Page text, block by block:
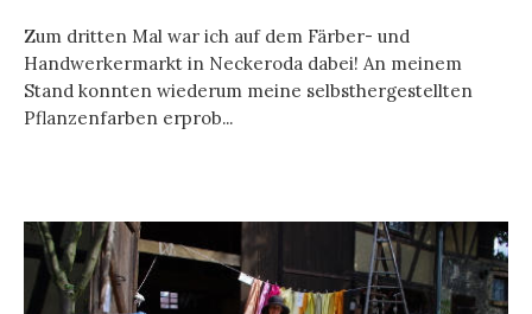
Zum dritten Mal war ich auf dem Färber- und
Handwerkermarkt in Neckeroda dabei! An meinem
Stand konnten wiederum meine selbsthergestellten
Pflanzenfarben erprob...